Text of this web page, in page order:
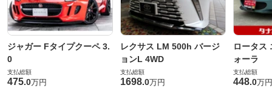
ジャガー Fタイプクーペ 3.
0
支払総額
475.0万円
レクサス LM 500h バージ
ョンL 4WD
支払総額
1698.0万円
ロータス
ォーラ
支払総額
448.0万円